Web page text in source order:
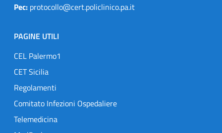
Pec: protocollo@cert.policlinico.pa.it
PAGINE UTILI
CEL Palermo1
CET Sicilia
Regolamenti
Comitato Infezioni Ospedaliere
Telemedicina